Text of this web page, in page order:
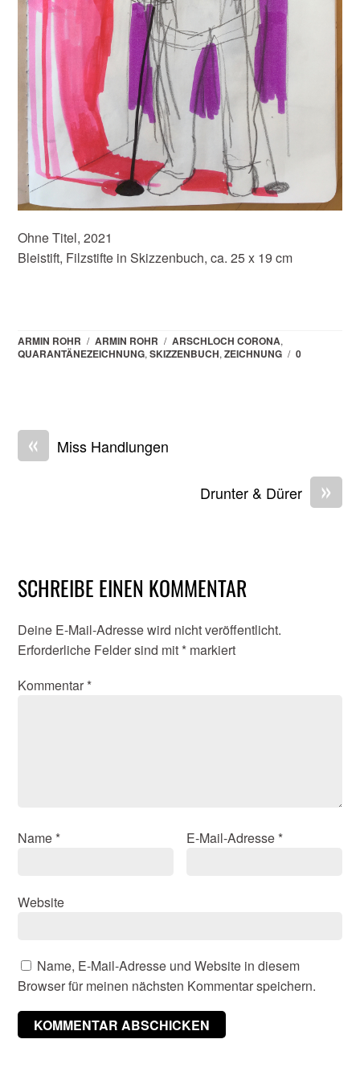
Ohne Titel, 2021
Bleistift, Filzstifte in Skizzenbuch, ca. 25 x 19 cm
ARMIN ROHR / ARMIN ROHR / ARSCHLOCH CORONA,
QUARANTÄNEZEICHNUNG,SKIZZENBUCH,ZEICHNUNG / 0
« Miss Handlungen
»
Drunter & Dürer
SCHREIBE EINEN KOMMENTAR
Deine E-Mail-Adresse wird nicht veröffentlicht.
Erforderliche Felder sind mit * markiert
Kommentar *
Name * E-Mail-Adresse *
Website
Name, E-Mail-Adresse und Website in diesem
Browser für meinen nächsten Kommentar speichern.